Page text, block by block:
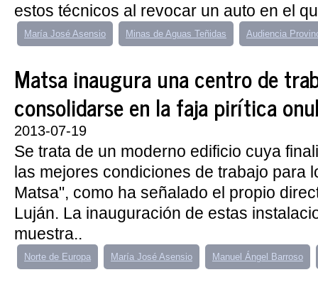
estos técnicos al revocar un auto en el
María José Asensio Minas de Aguas Teñidas Audiencia
Matsa inaugura una centro de
consolidarse en la faja pirítica
2013-07-19
Se trata de un moderno edificio cuya
las mejores condiciones de trabajo para
Matsa", como ha señalado el propio
Luján. La inauguración de estas
muestra..
Norte de Europa María José Asensio Manuel Ángel Barroso